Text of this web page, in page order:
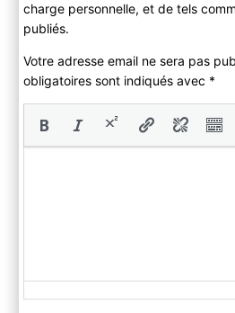
charge personnelle, et de tels
publiés.
Votre adresse email ne sera pas
obligatoires sont indiqués avec *